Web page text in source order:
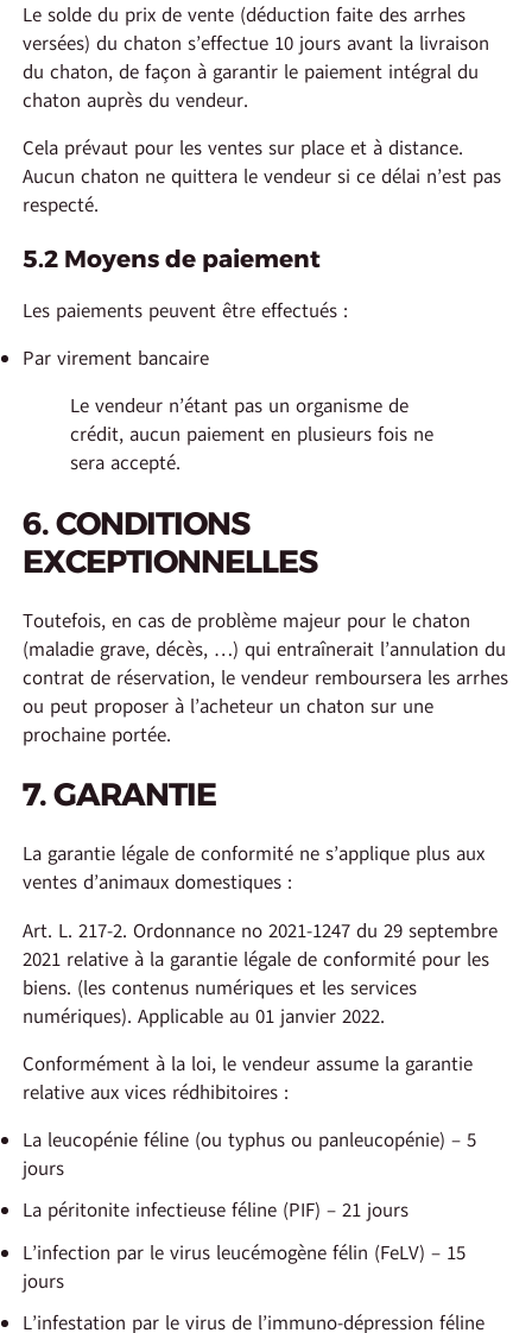
Le solde du prix de vente (déduction faite des arrhes
versées) du chaton s’effectue 10 jours avant la livraison
du chaton, de façon à garantir le paiement intégral du
chaton auprès du vendeur.
Cela prévaut pour les ventes sur place et à distance.
Aucun chaton ne quittera le vendeur si ce délai n’est pas
respecté.
5.2 Moyens de paiement
Les paiements peuvent être effectués :
Par virement bancaire
Le vendeur n’étant pas un organisme de
crédit, aucun paiement en plusieurs fois ne
sera accepté.
6. CONDITIONS
EXCEPTIONNELLES
Toutefois, en cas de problème majeur pour le chaton
(maladie grave, décès, …) qui entraînerait l’annulation du
contrat de réservation, le vendeur remboursera les arrhes
ou peut proposer à l’acheteur un chaton sur une
prochaine portée.
7. GARANTIE
La garantie légale de conformité ne s’applique plus aux
ventes d’animaux domestiques :
Art. L. 217-2. Ordonnance no 2021-1247 du 29 septembre
2021 relative à la garantie légale de conformité pour les
biens. (les contenus numériques et les services
numériques). Applicable au 01 janvier 2022.
Conformément à la loi, le vendeur assume la garantie
relative aux vices rédhibitoires :
La leucopénie féline (ou typhus ou panleucopénie) – 5
jours
La péritonite infectieuse féline (PIF) – 21 jours
L’infection par le virus leucémogène félin (FeLV) – 15
jours
L’infestation par le virus de l’immuno-dépression féline